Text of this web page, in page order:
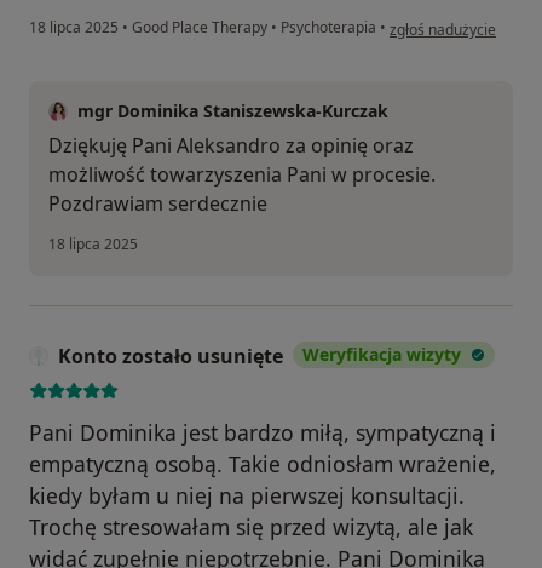
18 lipca 2025 • Good Place Therapy • Psychoterapia • w opinii użytkownika
zgłoś nadużycie
mgr Dominika Staniszewska-Kurczak
Dziękuję Pani Aleksandro za opinię oraz
możliwość towarzyszenia Pani w procesie.
Pozdrawiam serdecznie
18 lipca 2025
Konto zostało usunięte Weryfikacja wizyty
Pani Dominika jest bardzo miłą, sympatyczną i
empatyczną osobą. Takie odniosłam wrażenie,
kiedy byłam u niej na pierwszej konsultacji.
Trochę stresowałam się przed wizytą, ale jak
widać zupełnie niepotrzebnie. Pani Dominika